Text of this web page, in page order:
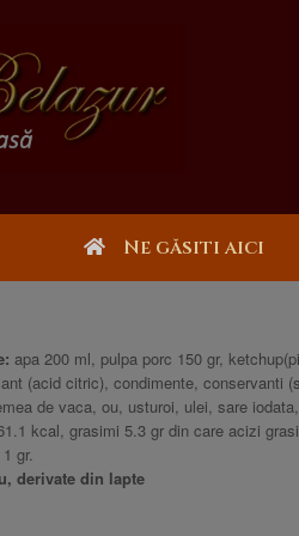
Ne găsiti aici
apa 200 ml, pulpa porc 150 gr,
(acid citric), condimente, conservanti
de vaca, ou, usturoi, ulei, sare
kcal, grasimi 5.3 gr din care acizi
gr.
derivate din lapte